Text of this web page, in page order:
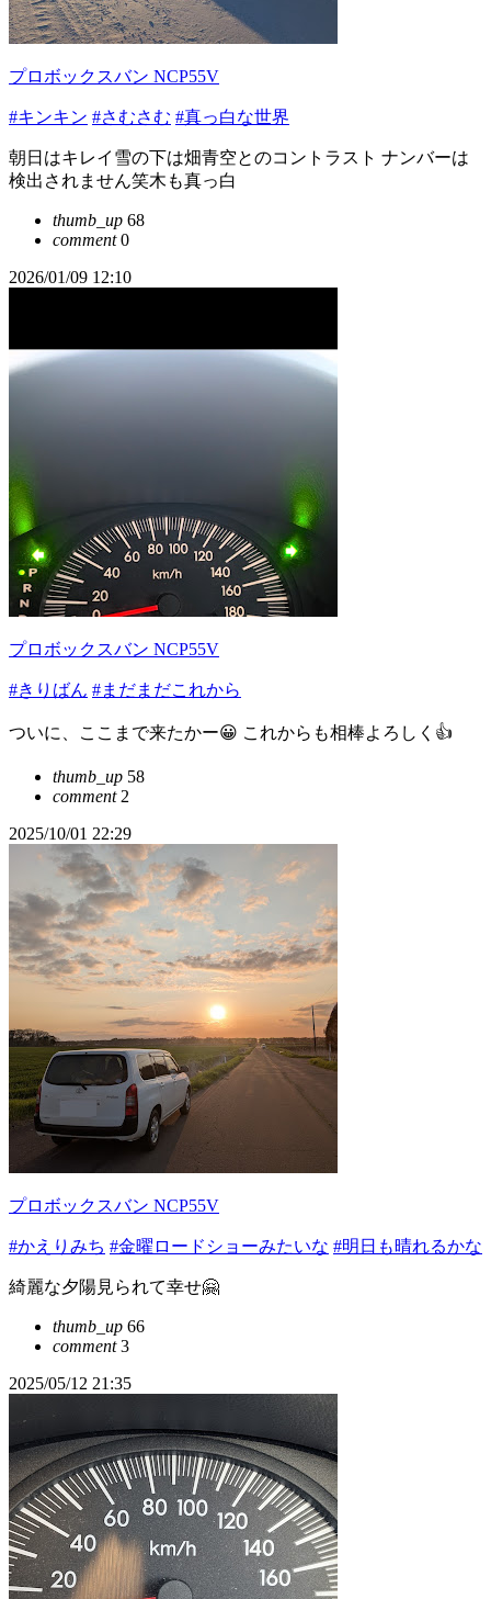
プロボックスバン NCP55V
#キンキン #さむさむ #真っ白な世界
朝日はキレイ雪の下は畑青空とのコントラスト ナンバーは
検出されません笑木も真っ白
thumb_up 68
comment0
2026/01/09 12:10
プロボックスバン NCP55V
#きりばん #まだまだこれから
ついに、ここまで来たかー😀 これからも相棒よろしく👍
thumb_up 58
comment2
2025/10/01 22:29
プロボックスバン NCP55V
#かえりみち #金曜ロードショーみたいな #明日も晴れるかな
綺麗な夕陽見られて幸せ🤗
thumb_up 66
comment3
2025/05/12 21:35